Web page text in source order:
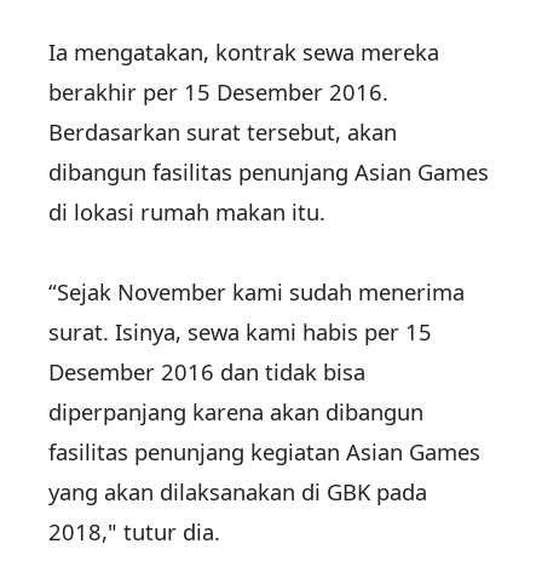
Ia mengatakan, kontrak sewa mereka
berakhir per 15 Desember 2016.
Berdasarkan surat tersebut, akan
dibangun fasilitas penunjang Asian Games
di lokasi rumah makan itu.
“Sejak November kami sudah menerima
surat. Isinya, sewa kami habis per 15
Desember 2016 dan tidak bisa
diperpanjang karena akan dibangun
fasilitas penunjang kegiatan Asian Games
yang akan dilaksanakan di GBK pada
2018," tutur dia.